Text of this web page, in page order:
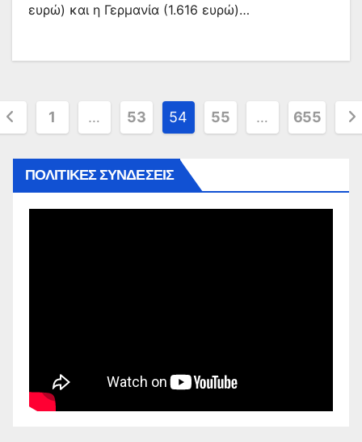
ευρώ) και η Γερμανία (1.616 ευρώ)…
1 … 53 54 55 … 655
ΠΟΛΙΤΙΚΕΣ ΣΥΝΔΕΣΕΙΣ